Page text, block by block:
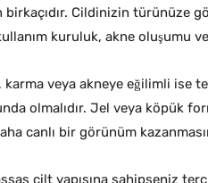
birkaçıdır. Cildinizin türünüze
kuruluk, akne oluşumu
karma veya akneye eğilimli
olmalıdır. Jel veya köpük
canlı bir görünüm
cilt yapısına sahipseniz